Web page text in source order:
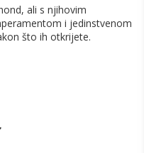
ali s njihovim
i jedinstvenom
što ih otkrijete.